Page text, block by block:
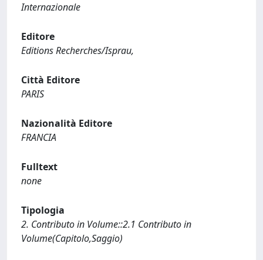
Internazionale
Editore
Editions Recherches/Isprau,
Città Editore
PARIS
Nazionalità Editore
FRANCIA
Fulltext
none
Tipologia
2. Contributo in Volume::2.1 Contributo in
Volume(Capitolo,Saggio)